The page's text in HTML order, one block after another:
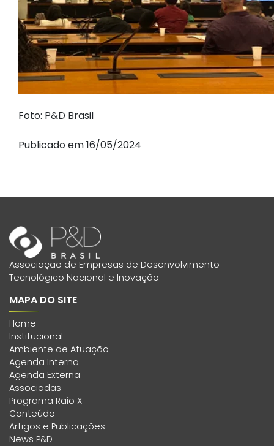
Foto: P&D Brasil
Publicado em 16/05/2024
Associação de Empresas de Desenvolvimento
Tecnológico Nacional e Inovação
MAPA DO SITE
Home
Institucional
Ambiente de Atuação
Agenda Interna
Agenda Externa
Associadas
Programa Raio X
Conteúdo
Artigos e Publicações
News P&D